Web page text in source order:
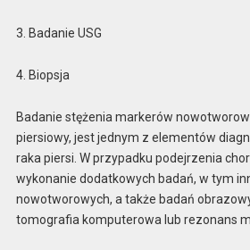
3. Badanie USG
4. Biopsja
Badanie stężenia markerów
piersiowy, jest jednym z elementów
raka piersi. W przypadku podejrzenia
wykonanie dodatkowych badań, w tym
nowotworowych, a także badań
tomografia komputerowa lub rezonans